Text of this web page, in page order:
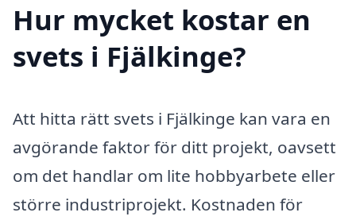
Hur mycket kostar en
svets i Fjälkinge?
Att hitta rätt svets i Fjälkinge kan vara en
avgörande faktor för ditt projekt, oavsett
om det handlar om lite hobbyarbete eller
större industriprojekt. Kostnaden för